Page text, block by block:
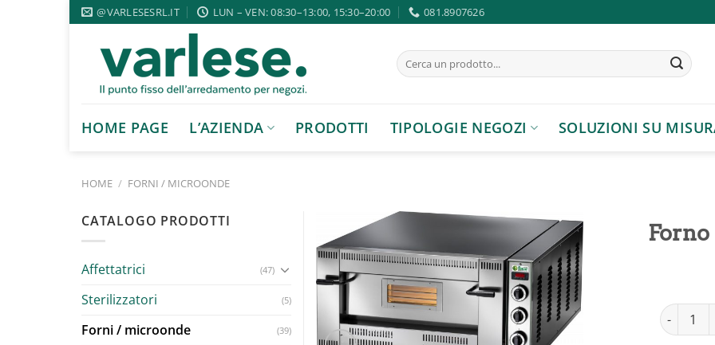
Salta
ai
contenuti
@VARLESESRL.IT LUN – VEN: 08:30–13:00, 15:30–20:00 081.8907626
Cerca:
HOME PAGE L’AZIENDA PRODOTTI TIPOLOGIE NEGOZI SOLUZIONI SU
HOME / FORNI / MICROONDE
CATALOGO PRODOTTI
Affettatrici (47)
Sterilizzatori (5)
Forni / microonde (39)
Aggiungi
alla lista
dei
desideri
Forno